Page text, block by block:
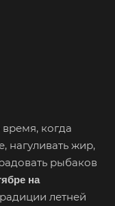
когда
нагуливать жир,
рыбаков
на
летней